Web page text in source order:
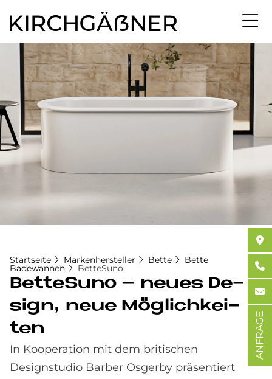
Direkt
Inhalt
Startseite Markenhersteller Bette Bette
Badewannen BetteSuno
Bet­teSu­no – neu­es De­
sign, neue Mög­lich­kei­
ten
In Kooperation mit dem britischen
Designstudio Barber Osgerby präsentiert
ANFRAGE